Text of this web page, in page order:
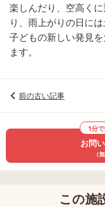
楽しんだり、空高く
り、雨上がりの日に
子どもの新しい発見
ます。
前の古い記事
1分
お問
（
この施